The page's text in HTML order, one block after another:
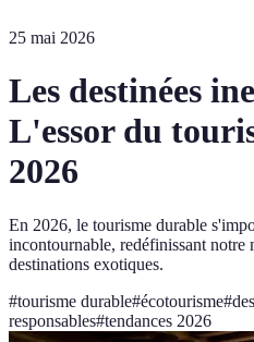
25 mai 2026
Les destinées
L'essor du
2026
En 2026, le tourisme durable
incontournable, redéfinissant notre
destinations exotiques.
#tourisme durable#écotourisme#
responsables#tendances 2026